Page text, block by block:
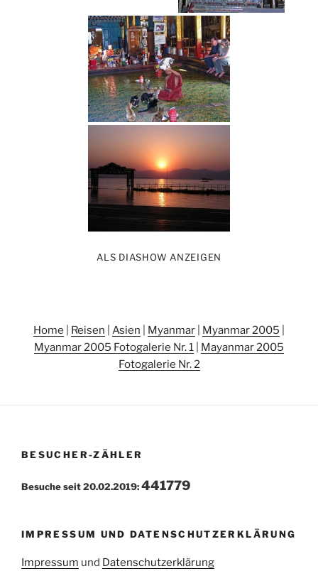
ALS DIASHOW ANZEIGEN
Home Reisen Asien Myanmar Myanmar 2005
Myanmar 2005 Fotogalerie Nr. 1
Mayanmar 2005
Fotogalerie Nr. 2
BESUCHER-ZÄHLER
Besuche seit 20.02.2019:441779
IMPRESSUM UND DATENSCHUTZERKLÄRUNG
Impressum und Datenschutzerklärung